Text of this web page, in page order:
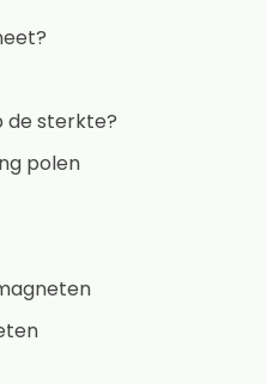
de sterkte?
polen